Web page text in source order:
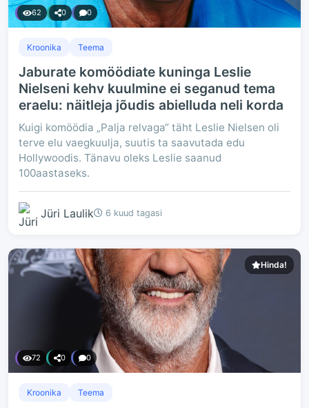
62 0 0
Kroonika Teema
Jaburate komöödiate kuninga Leslie
Nielseni kehv kuulmine ei seganud tema
eraelu: näitleja jõudis abielluda neli korda
Kuigi komöödia „Palja relvaga“ täht Leslie Nielsen oli
terve elu vaegkuulja, suutis ta saavutada edu
Hollywoodis. Tänavu oleks Leslie saanud
100aastaseks.
Jüri Laulik 6 kuud tagasi
Hinda!
72 0 0
Kroonika Teema